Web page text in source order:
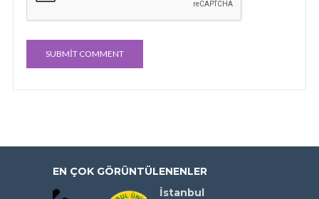
EN ÇOK GÖRÜNTÜLENENLER
İstanbul